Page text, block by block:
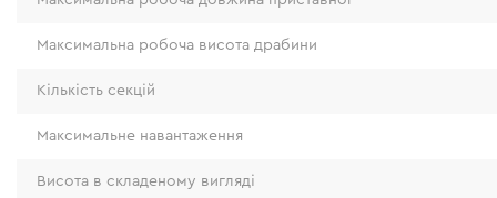
Максимальна робоча висота драбини
Кількість секцій
Максимальне навантаження
Висота в складеному вигляді